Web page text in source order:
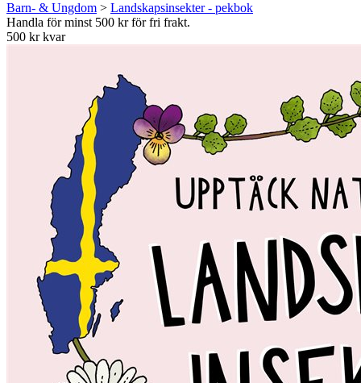
Barn- & Ungdom > Landskapsinsekter - pekbok
Handla för minst 500 kr för fri frakt.
500 kr kvar